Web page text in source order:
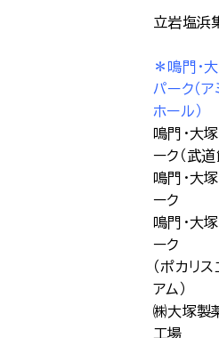
立岩塩浜
＊鳴門・
パーク（
ホール）
鳴門・大
ーク（武道
鳴門・大
ーク
鳴門・大
ーク
（ポカリ
アム）
㈱大塚製
工場